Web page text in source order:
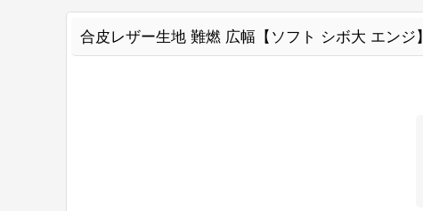
合皮レザー生地 難燃 広幅【ソフト シボ大 エンジ】